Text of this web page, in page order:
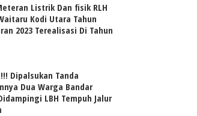
Listrik Dan fisik RLH
Kodi Utara Tahun
2023 Terealisasi Di Tahun
Dipalsukan Tanda
Dua Warga Bandar
LBH Tempuh Jalur